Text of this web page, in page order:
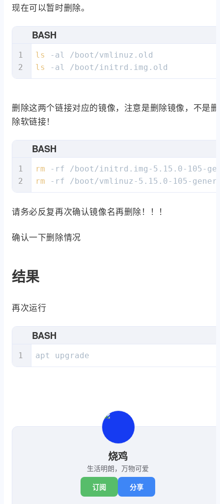
现在可以暂时删除。
BASH
ls
ls
-al /boot/initrd.img.old
删除这两个链接对应的镜像，注意是删除镜像，不是删
除软链接！
BASH
rm
rm -rf /boot/vmlinuz-5.15.0-105-
请务必反复再次确认镜像名再删除！！！
确认一下删除情况
结果
再次运行
BASH
apt upgrade
烧鸡
生活明朗，万物可爱
订阅 分享